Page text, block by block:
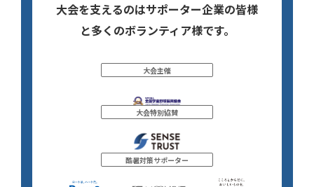
大会を支えるのはサポーター企業の皆様
と多くのボランティア様です。
大会主催
大会特別協賛
酷暑対策サポーター